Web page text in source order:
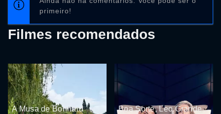
primeiro!
Filmes recomendados
A Musa de Bonnard Boa Sorte, Leo Grande